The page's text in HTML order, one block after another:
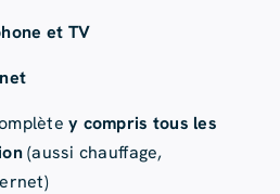
et TV
y compris tous les
(aussi chauffage,